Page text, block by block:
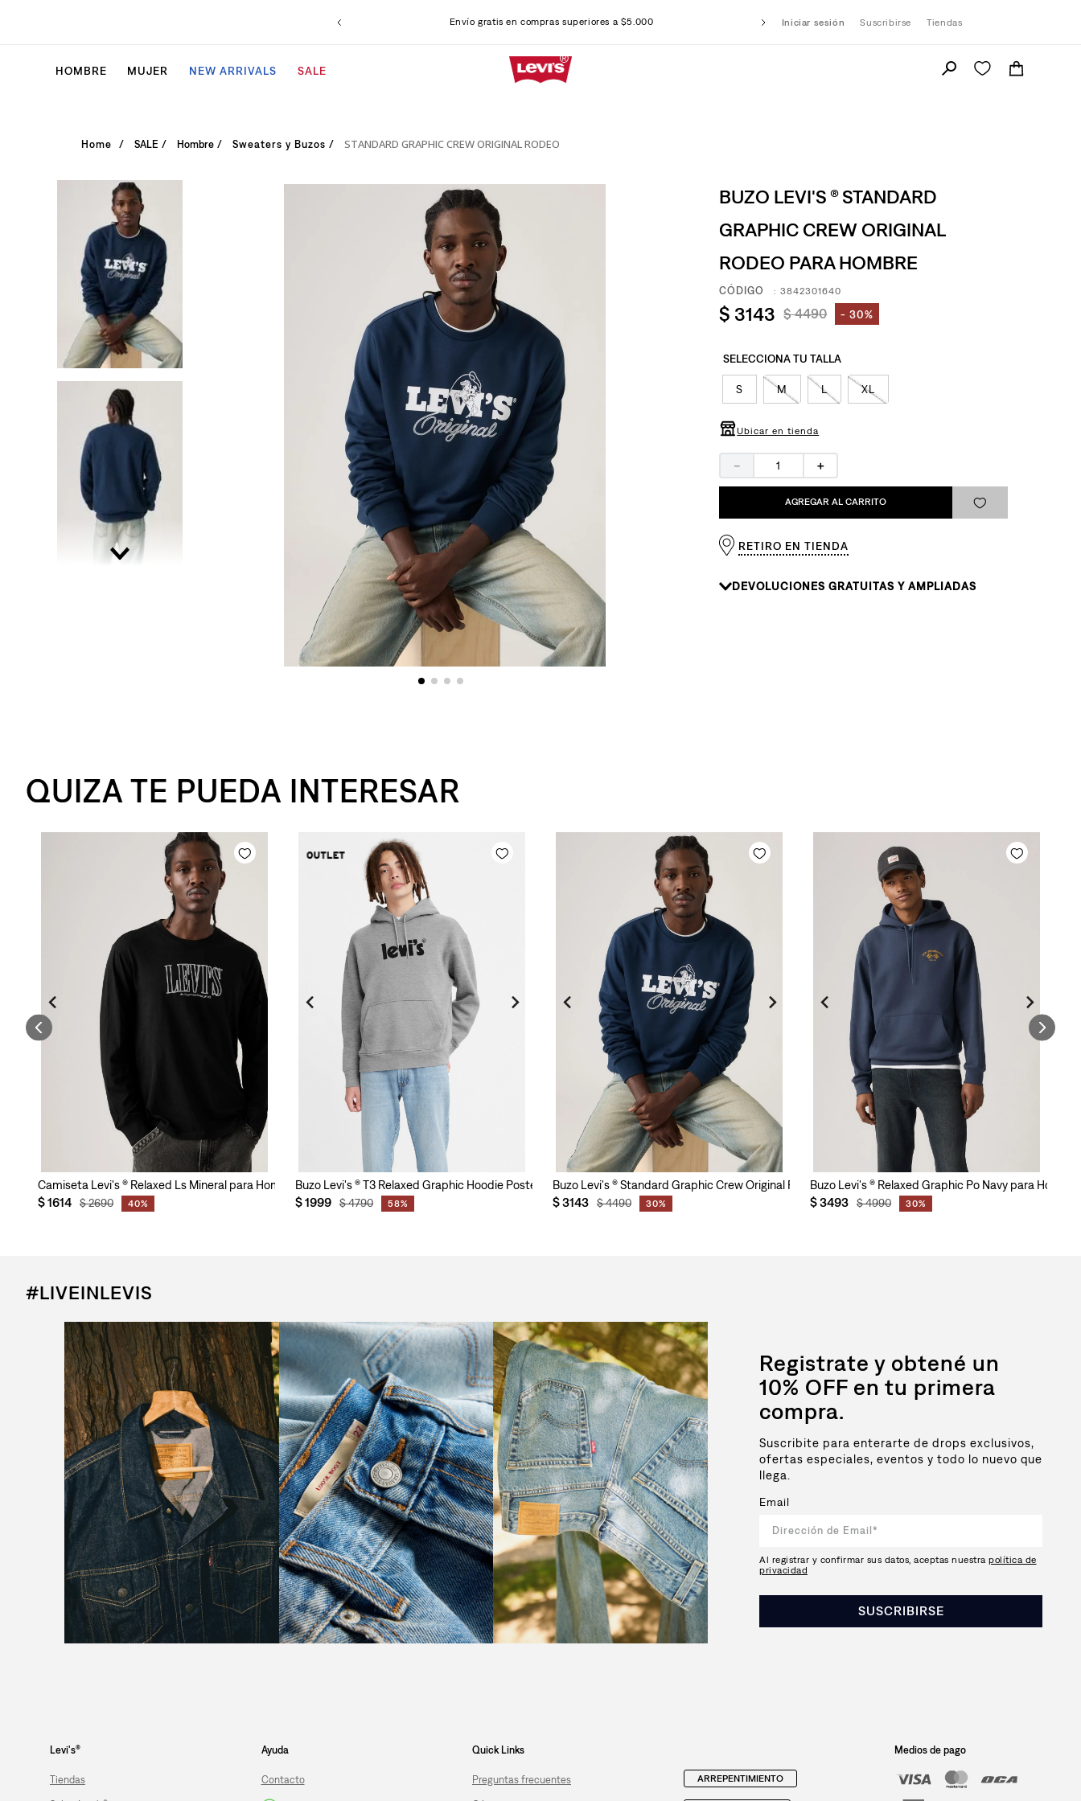
Envío gratis en compras superiores a $5.000 Iniciar sesión Suscribirse Tiendas
HOMBRE MUJER NEW ARRIVALS SALE
SALE Hombre Sweaters y Buzos STANDARD GRAPHIC CREW ORIGINAL RODEO
BUZO LEVI'S ® STANDARD
GRAPHIC CREW ORIGINAL
RODEO PARA HOMBRE
:3842301640
$ 3143 $ 4490 30%
S M L XL
Ubicar en tienda
＋
－
AGREGAR AL CARRITO
RETIRO EN TIENDA
DEVOLUCIONES GRATUITAS Y AMPLIADAS
QUIZA TE PUEDA INTERESAR
Camiseta Levi's ® Relaxed Ls Mineral para Hombre
$1614 $2690 40%
Buzo Levi's ® T3 Relaxed Graphic Hoodie Poster Logo para Hombre
$1999 $4790 58%
Buzo Levi's ® Standard Graphic Crew Original Rodeo para Hombre
$3143 $4490 30%
Buzo Levi's ® Relaxed Graphic Po Navy para Hombre
$3493 $4990 30%
#LIVEINLEVIS
Registrate y obtené un
10% OFF en tu primera
compra.
Suscribite para enterarte de drops exclusivos,
ofertas especiales, eventos y todo lo nuevo que
llega.
Email
Al registrar y confirmar sus datos, aceptas nuestra política de
privacidad
SUSCRIBIRSE
Levi's®
Tiendas
Ayuda
Contacto
Quick Links
Preguntas frecuentes ARREPENTIMIENTO
Medios de pago